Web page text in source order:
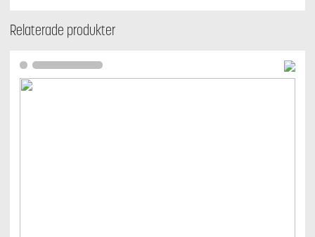
Relaterade produkter